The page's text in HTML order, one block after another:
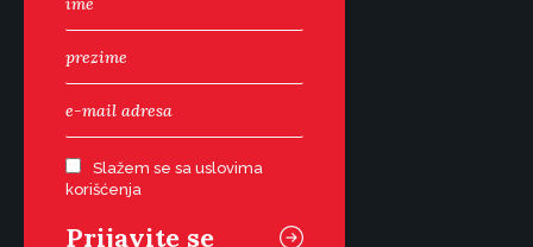
Slažem se sa uslovima
korišćenja